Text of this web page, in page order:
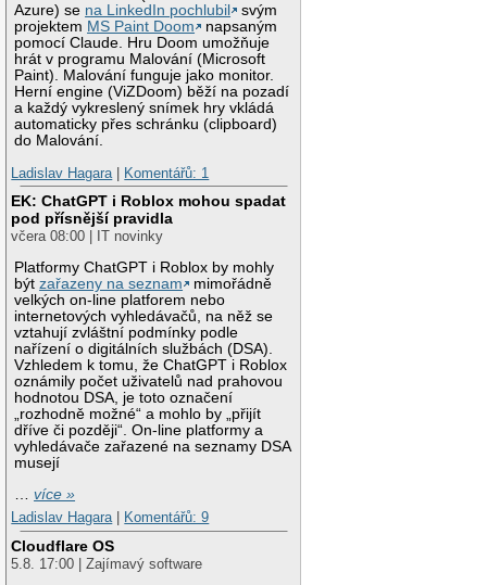
Azure) se na LinkedIn pochlubil
svým
projektem MS Paint Doom
napsaným
pomocí Claude. Hru Doom umožňuje
hrát v programu Malování (Microsoft
Paint). Malování funguje jako monitor.
Herní engine (ViZDoom) běží na pozadí
a každý vykreslený snímek hry vkládá
automaticky přes schránku (clipboard)
do Malování.
Ladislav Hagara
Komentářů: 1
EK: ChatGPT i Roblox mohou spadat
pod přísnější pravidla
včera 08:00 | IT novinky
Platformy ChatGPT i Roblox by mohly
býtzařazeny na seznam
mimořádně
velkých on-line platforem nebo
internetových vyhledávačů, na něž se
vztahují zvláštní podmínky podle
nařízení o digitálních službách (DSA).
Vzhledem k tomu, že ChatGPT i Roblox
oznámily počet uživatelů nad prahovou
hodnotou DSA, je toto označení
„rozhodně možné“ a mohlo by „přijít
dříve či později“. On-line platformy a
vyhledávače zařazené na seznamy DSA
musejí
…více »
Ladislav Hagara| Komentářů: 9
Cloudflare OS
5.8. 17:00 | Zajímavý software